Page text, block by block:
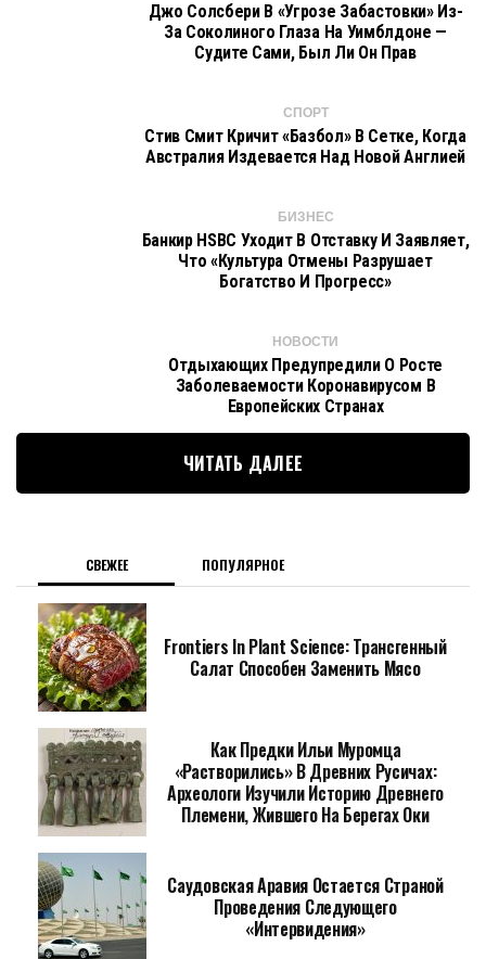
Джо Солсбери В «угрозе Забастовки» Из-
За Соколиного Глаза На Уимблдоне —
Судите Сами, Был Ли Он Прав
СПОРТ
Стив Смит Кричит «Базбол» В Сетке, Когда
Австралия Издевается Над Новой Англией
БИЗНЕС
Банкир HSBC Уходит В Отставку И Заявляет,
Что «культура Отмены Разрушает
Богатство И Прогресс»
НОВОСТИ
Отдыхающих Предупредили О Росте
Заболеваемости Коронавирусом В
Европейских Странах
ЧИТАТЬ ДАЛЕЕ
СВЕЖЕЕ ПОПУЛЯРНОЕ
Frontiers In Plant Science: Трансгенный
Салат Способен Заменить Мясо
Как Предки Ильи Муромца
«растворились» В Древних Русичах:
Археологи Изучили Историю Древнего
Племени, Жившего На Берегах Оки
Саудовская Аравия Остается Страной
Проведения Следующего
«Интервидения»